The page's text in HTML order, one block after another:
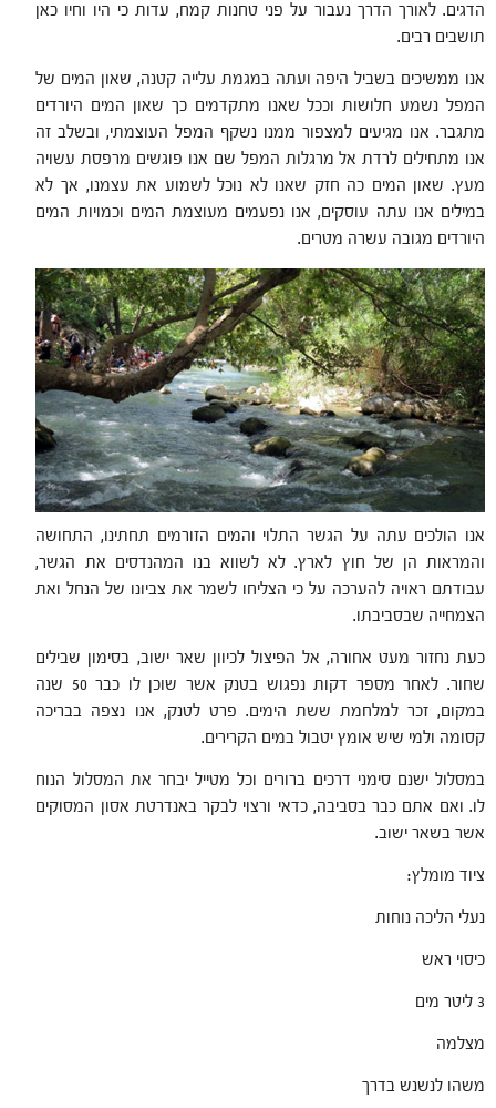
הדגים. לאורך הדרך נעבור על פני טחנות קמח, עדות כי היו וחיו כאן
תושבים רבים.
אנו ממשיכים בשביל היפה ועתה במגמת עלייה קטנה, שאון המים של
המפל נשמע חלושות וככל שאנו מתקדמים כך שאון המים היורדים
מתגבר. אנו מגיעים למצפור ממנו נשקף המפל העוצמתי, ובשלב זה
אנו מתחילים לרדת אל מרגלות המפל שם אנו פוגשים מרפסת עשויה
מעץ. שאון המים כה חזק שאנו לא נוכל לשמוע את עצמנו, אך לא
במילים אנו עתה עוסקים, אנו נפעמים מעוצמת המים וכמויות המים
היורדים מגובה עשרה מטרים.
אנו הולכים עתה על הגשר התלוי והמים הזורמים תחתינו, התחושה
והמראות הן של חוץ לארץ. לא לשווא בנו המהנדסים את הגשר,
עבודתם ראויה להערכה על כי הצליחו לשמר את צביונו של הנחל ואת
הצמחייה שבסביבתו.
כעת נחזור מעט אחורה, אל הפיצול לכיוון שאר ישוב, בסימון שבילים
שחור. לאחר מספר דקות נפגוש בטנק אשר שוכן לו כבר 50 שנה
במקום, זכר למלחמת ששת הימים. פרט לטנק, אנו נצפה בבריכה
קסומה ולמי שיש אומץ יטבול במים הקרירים.
במסלול ישנם סימני דרכים ברורים וכל מטייל יבחר את המסלול הנוח
לו. ואם אתם כבר בסביבה, כדאי ורצוי לבקר באנדרטת אסון המסוקים
אשר בשאר ישוב.
ציוד מומלץ:
נעלי הליכה נוחות
כיסוי ראש
3 ליטר מים
מצלמה
משהו לנשנש בדרך